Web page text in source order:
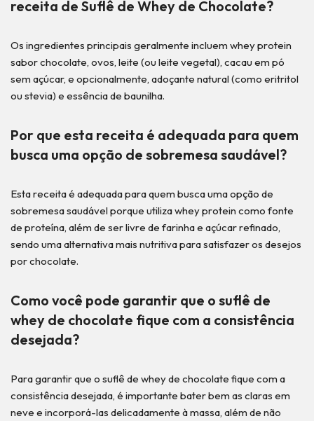
receita de Suflê de Whey de Chocolate?
Os ingredientes principais geralmente incluem whey protein
sabor chocolate, ovos, leite (ou leite vegetal), cacau em pó
sem açúcar, e opcionalmente, adoçante natural (como eritritol
ou stevia) e essência de baunilha.
Por que esta receita é adequada para quem
busca uma opção de sobremesa saudável?
Esta receita é adequada para quem busca uma opção de
sobremesa saudável porque utiliza whey protein como fonte
de proteína, além de ser livre de farinha e açúcar refinado,
sendo uma alternativa mais nutritiva para satisfazer os desejos
por chocolate.
Como você pode garantir que o suflê de
whey de chocolate fique com a consistência
desejada?
Para garantir que o suflê de whey de chocolate fique com a
consistência desejada, é importante bater bem as claras em
neve e incorporá-las delicadamente à massa, além de não